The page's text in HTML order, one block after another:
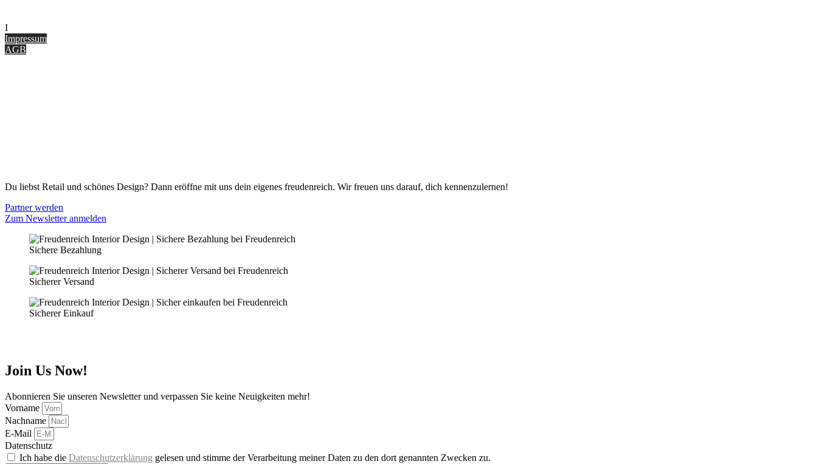
I
Impressum
AGB
Du liebst Retail und schönes Design? Dann eröffne mit uns dein eigenes freudenreich. Wir freuen uns darauf, dich kennenzulernen!
Partner werden
Zum Newsletter anmelden
Sichere Bezahlung
Sicherer Versand
Sicherer Einkauf
Join Us Now!
Abonnieren Sie unseren Newsletter und verpassen Sie keine Neuigkeiten mehr!
Vorname
Nachname
E-Mail
Datenschutz
Ich habe die Datenschutzerklärung gelesen und stimme der Verarbeitung meiner Daten zu den dort genannten Zwecken zu.